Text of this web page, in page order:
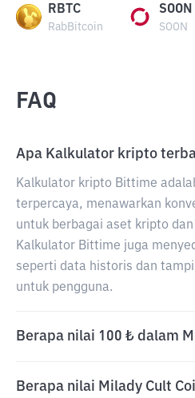
RBTC
RabBitcoin
SOON
SOON
FAQ
Apa Kalkulator kripto
Kalkulator kripto Bittime
terpercaya, menawarkan
untuk berbagai aset kripto
Kalkulator Bittime juga
seperti data historis dan
untuk pengguna.
Berapa nilai 100 ₺ dalam
Berapa nilai Milady Cult